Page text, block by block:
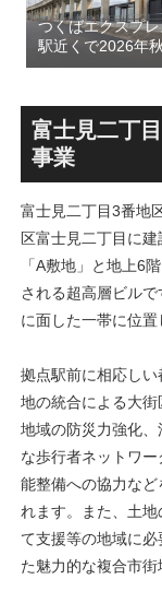
つくばエクスプ
駅近くで2026年
高架下商業施設
跡地の開発計画
設進行などによ
が形成へ！！
富士見二丁
事業
富士見二丁目3番地
区富士見二丁目に
「A敷地」と地上6
される超高層ビル
に面した一帯に位置
拠点駅前に相応し
地の統合による大
地域の防災力強化
な歩行者ネットワ
能整備への協力な
れます。また、土
て支援等の地域に
た魅力的な複合市街